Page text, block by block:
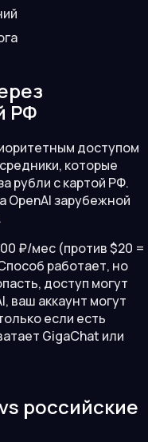
РФ
доступом
которые
рубли с картой РФ.
OpenAI зарубежной
₽/мес (против $20 =
работает, но
доступ могут
ваш аккаунт могут
если есть
GigaChat или
российские